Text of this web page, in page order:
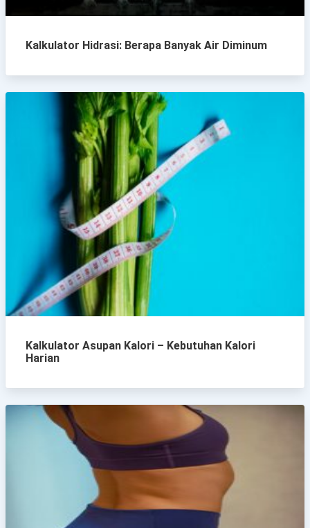
Kalkulator Hidrasi: Berapa Banyak Air Diminum
Kalkulator Asupan Kalori – Kebutuhan Kalori
Harian